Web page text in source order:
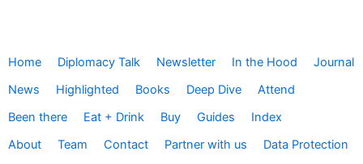
Home Diplomacy Talk Newsletter In the Hood
Journal
News
Highlighted Books Deep Dive
Attend
Been there
Eat + Drink Buy Guides
Index
About
Team Contact Partner with us
Data Protection